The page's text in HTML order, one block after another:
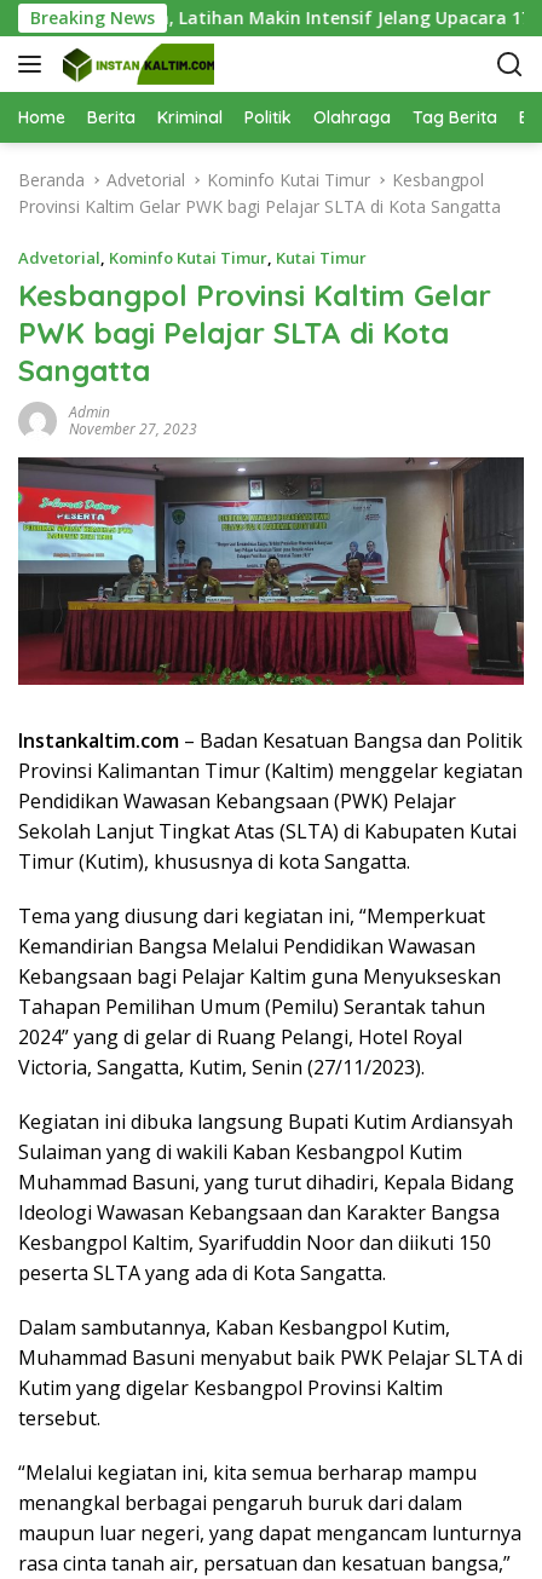
a
g
u
Breaking News
Keenam, Latihan Makin Intensif Jelang Upacara 17
Home Berita Kriminal Politik Olahraga Tag Berita
Beranda Advetorial Kominfo Kutai Timur
Kesbangpol
Provinsi Kaltim Gelar PWK bagi Pelajar SLTA di Kota Sangatta
Advetorial, Kominfo Kutai Timur, Kutai Timur
Kesbangpol Provinsi Kaltim Gelar
PWK bagi Pelajar SLTA di Kota
Sangatta
Admin
November 27, 2023
Instankaltim.com – Badan Kesatuan Bangsa dan Politik
Provinsi Kalimantan Timur (Kaltim) menggelar kegiatan
Pendidikan Wawasan Kebangsaan (PWK) Pelajar
Sekolah Lanjut Tingkat Atas (SLTA) di Kabupaten Kutai
Timur (Kutim), khususnya di kota Sangatta.
Tema yang diusung dari kegiatan ini, “Memperkuat
Kemandirian Bangsa Melalui Pendidikan Wawasan
Kebangsaan bagi Pelajar Kaltim guna Menyukseskan
Tahapan Pemilihan Umum (Pemilu) Serantak tahun
2024” yang di gelar di Ruang Pelangi, Hotel Royal
Victoria, Sangatta, Kutim, Senin (27/11/2023).
Kegiatan ini dibuka langsung Bupati Kutim Ardiansyah
Sulaiman yang di wakili Kaban Kesbangpol Kutim
Muhammad Basuni, yang turut dihadiri, Kepala Bidang
Ideologi Wawasan Kebangsaan dan Karakter Bangsa
Kesbangpol Kaltim, Syarifuddin Noor dan diikuti 150
peserta SLTA yang ada di Kota Sangatta.
Dalam sambutannya, Kaban Kesbangpol Kutim,
Muhammad Basuni menyabut baik PWK Pelajar SLTA di
Kutim yang digelar Kesbangpol Provinsi Kaltim
tersebut.
“Melalui kegiatan ini, kita semua berharap mampu
menangkal berbagai pengaruh buruk dari dalam
maupun luar negeri, yang dapat mengancam lunturnya
rasa cinta tanah air, persatuan dan kesatuan bangsa,”